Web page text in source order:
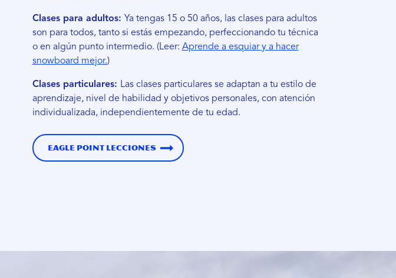
Clases para adultos: Ya tengas 15 o 50 años, las clases para adultos
son para todos, tanto si estás empezando, perfeccionando tu técnica
o en algún punto intermedio. (Leer: Aprende a esquiar y a hacer
snowboard mejor.)
Clases particulares: Las clases particulares se adaptan a tu estilo de
aprendizaje, nivel de habilidad y objetivos personales, con atención
individualizada, independientemente de tu edad.
Eagle Point Lecciones